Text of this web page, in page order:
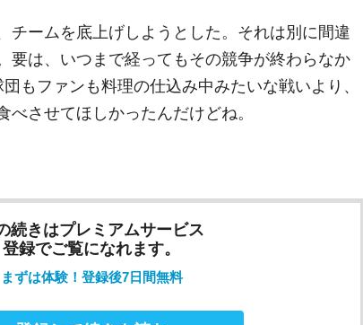
ームを底上げしようとした。それは別に間違
要は、いつまで経ってもその競争が終わらなか
もファンも料理の仕込み中みたいな戦いより、
べさせてほしかったんだけどね。
続きはプレミアムサービス
登録でご覧になれます。
まずは体験！登録後7日間無料